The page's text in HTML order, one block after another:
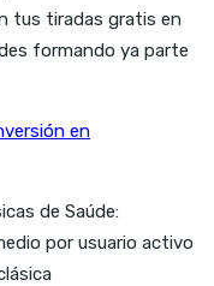
tus tiradas gratis en
formando ya parte
en
de Saúde:
por usuario activo